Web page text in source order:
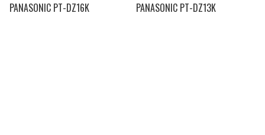
PANASONIC PT-DZ16K PANASONIC PT-DZ13K